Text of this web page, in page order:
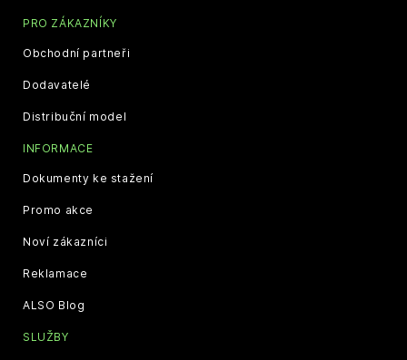
PRO ZÁKAZNÍKY
Obchodní partneři
Dodavatelé
Distribuční model
INFORMACE
Dokumenty ke stažení
Promo akce
Noví zákazníci
Reklamace
ALSO Blog
SLUŽBY